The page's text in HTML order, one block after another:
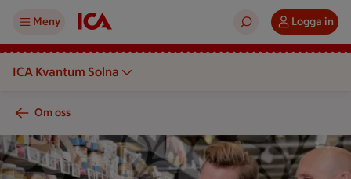
Meny Logga in
ICA Kvantum Solna
Om oss
Två personer tittar på produkter på hyllor i en butik.